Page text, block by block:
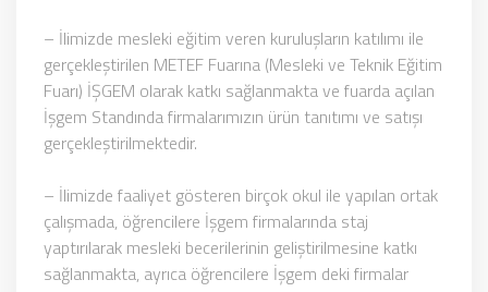
– İlimizde mesleki eğitim veren kuruluşların katılımı ile
gerçekleştirilen METEF Fuarına (Mesleki ve Teknik Eğitim
Fuarı) İŞGEM olarak katkı sağlanmakta ve fuarda açılan
İşgem Standında firmalarımızın ürün tanıtımı ve satışı
gerçekleştirilmektedir.
– İlimizde faaliyet gösteren birçok okul ile yapılan ortak
çalışmada, öğrencilere İşgem firmalarında staj
yaptırılarak mesleki becerilerinin geliştirilmesine katkı
sağlanmakta, ayrıca öğrencilere İşgem deki firmalar